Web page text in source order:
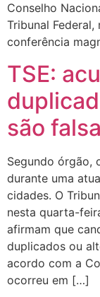
Conselho
Tribunal
conferência
TSE:
são
Segundo órgão,
durante uma
cidades. O
nesta quarta-
afirmam que
duplicados ou
acordo com a
ocorreu em […]